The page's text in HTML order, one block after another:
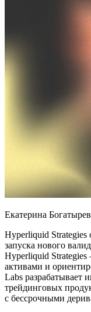
Екатерина
Hyperliquid Strategies
запуска нового
Hyperliquid
активами и
Labs разрабатывает
трейдинговых
с бессрочными